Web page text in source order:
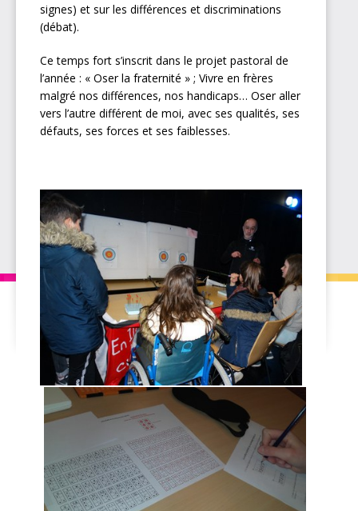
signes) et sur les différences et discriminations
(débat).
Ce temps fort s’inscrit dans le projet pastoral de
l’année : « Oser la fraternité » ; Vivre en frères
malgré nos différences, nos handicaps… Oser aller
vers l’autre différent de moi, avec ses qualités, ses
défauts, ses forces et ses faiblesses.